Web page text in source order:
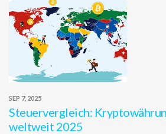
SEP 7, 2025
Steuervergleich:
weltweit 2025